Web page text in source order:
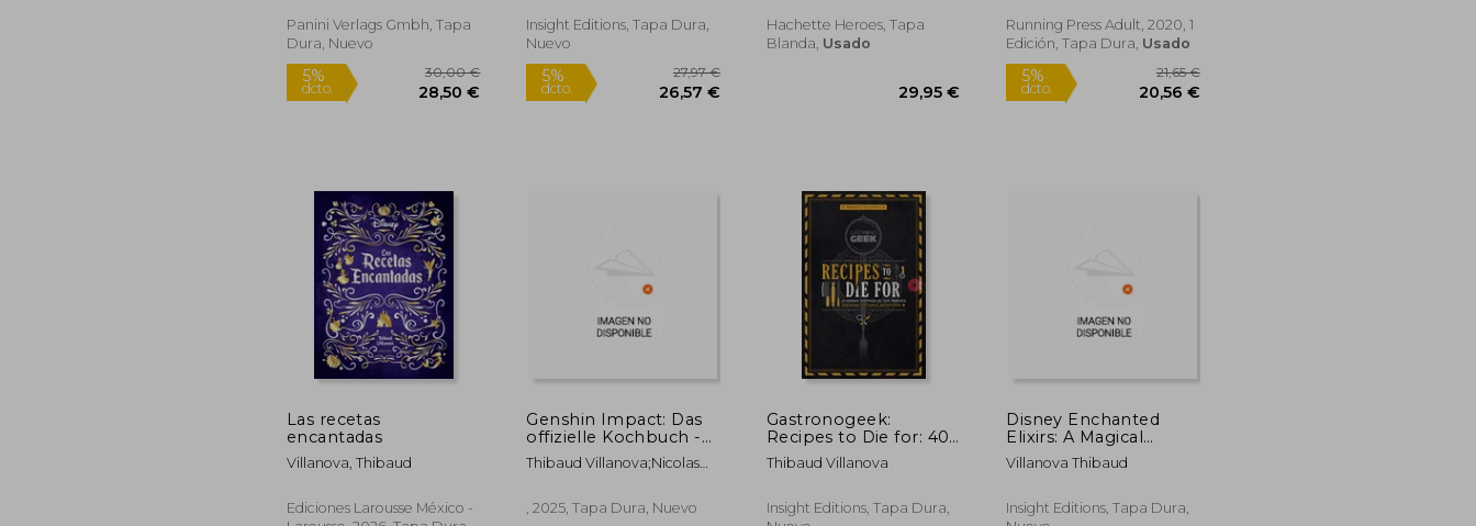
Panini Verlags Gmbh, Tapa
Dura, Nuevo
5% 30,00 €
Insight Editions, Tapa Dura,
Nuevo
5% 27,97 €
Hachette Heroes, Tapa
Blanda, Usado
Running Press Adult, 2020, 1
Edición, Tapa Dura, Usado
Las recetas
encantadas
Villanova, Thibaud
Ediciones Larousse México -
Genshin Impact: Das
offizielle Kochbuch -
Kulinarische Reisen
durch Teyvat (en
Thibaud Villanova;Nicolas
, 2025, Tapa Dura, Nuevo
Gastronogeek:
Recipes to Die for: 40
Dishes Inspired by the
World's Greatest
(Detective Cookbook;
Thibaud Villanova
Insight Editions, Tapa Dura,
Disney Enchanted
Elixirs: A Magical
Collection of Teas,
Tonics, Soups,
(en Inglés)
Villanova Thibaud
Insight Editions, Tapa Dura,